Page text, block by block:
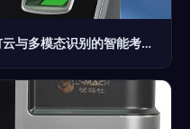
浩顺0524U人脸考勤机 融合钉钉云与多模态识别的智能考勤解决方案